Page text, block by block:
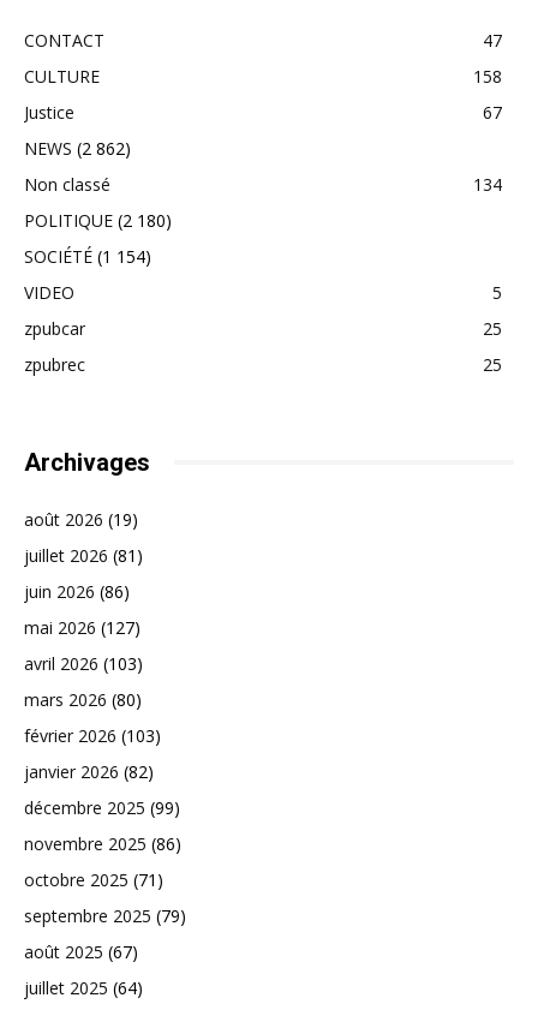
CONTACT
47
CULTURE
158
Justice
67
NEWS (2 862)
Non classé
134
POLITIQUE (2 180)
SOCIÉTÉ (1 154)
VIDEO
5
zpubcar
25
zpubrec
25
Archivages
août 2026 (19)
juillet 2026 (81)
juin 2026 (86)
mai 2026 (127)
avril 2026 (103)
mars 2026 (80)
février 2026 (103)
janvier 2026 (82)
décembre 2025 (99)
novembre 2025 (86)
octobre 2025 (71)
septembre 2025 (79)
août 2025 (67)
juillet 2025 (64)